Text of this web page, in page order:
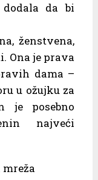
da bi
ženstvena,
Ona je prava
dama –
u ožujku za
je posebno
najveći
mreža